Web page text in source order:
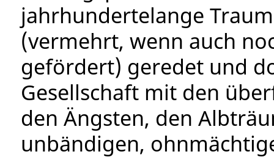
jahrhundertelange
(vermehrt, wenn auch
gefördert) geredet und
Gesellschaft mit den
den Ängsten, den
unbändigen,